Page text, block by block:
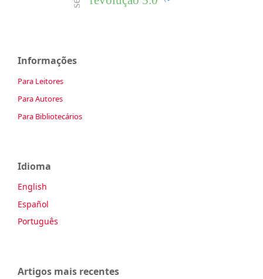
Informações
Para Leitores
Para Autores
Para Bibliotecários
Idioma
English
Español
Português
Artigos mais recentes